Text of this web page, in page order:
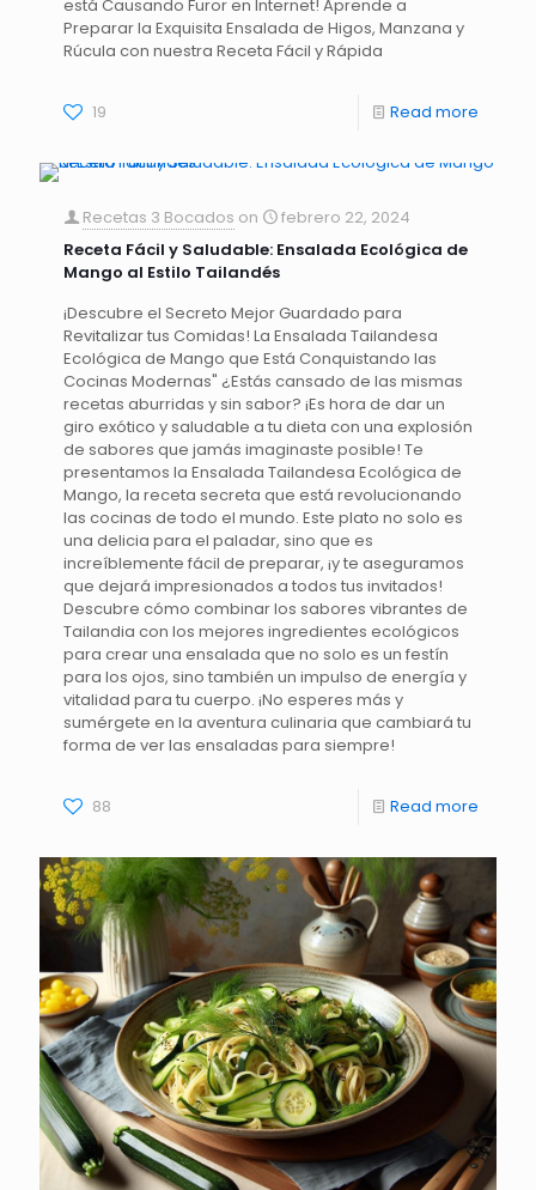
está Causando Furor en Internet! Aprende a
Preparar la Exquisita Ensalada de Higos, Manzana y
Rúcula con nuestra Receta Fácil y Rápida
19 Read more
Recetas 3 Bocados on
febrero 22, 2024
Receta Fácil y Saludable: Ensalada Ecológica de
Mango al Estilo Tailandés
¡Descubre el Secreto Mejor Guardado para
Revitalizar tus Comidas! La Ensalada Tailandesa
Ecológica de Mango que Está Conquistando las
Cocinas Modernas" ¿Estás cansado de las mismas
recetas aburridas y sin sabor? ¡Es hora de dar un
giro exótico y saludable a tu dieta con una explosión
de sabores que jamás imaginaste posible! Te
presentamos la Ensalada Tailandesa Ecológica de
Mango, la receta secreta que está revolucionando
las cocinas de todo el mundo. Este plato no solo es
una delicia para el paladar, sino que es
increíblemente fácil de preparar, ¡y te aseguramos
que dejará impresionados a todos tus invitados!
Descubre cómo combinar los sabores vibrantes de
Tailandia con los mejores ingredientes ecológicos
para crear una ensalada que no solo es un festín
para los ojos, sino también un impulso de energía y
vitalidad para tu cuerpo. ¡No esperes más y
sumérgete en la aventura culinaria que cambiará tu
forma de ver las ensaladas para siempre!
88 Read more